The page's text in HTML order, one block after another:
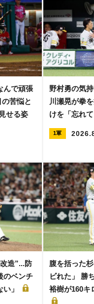
んで頑張
苦悩と
せる姿
野村勇の気
川瀬晃が拳
けを「忘れ
1軍
造”...防
のベンチ
い」
腹を括った
ビれた」 勝
裕樹が160キ